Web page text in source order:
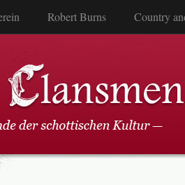
Robert Burns Country